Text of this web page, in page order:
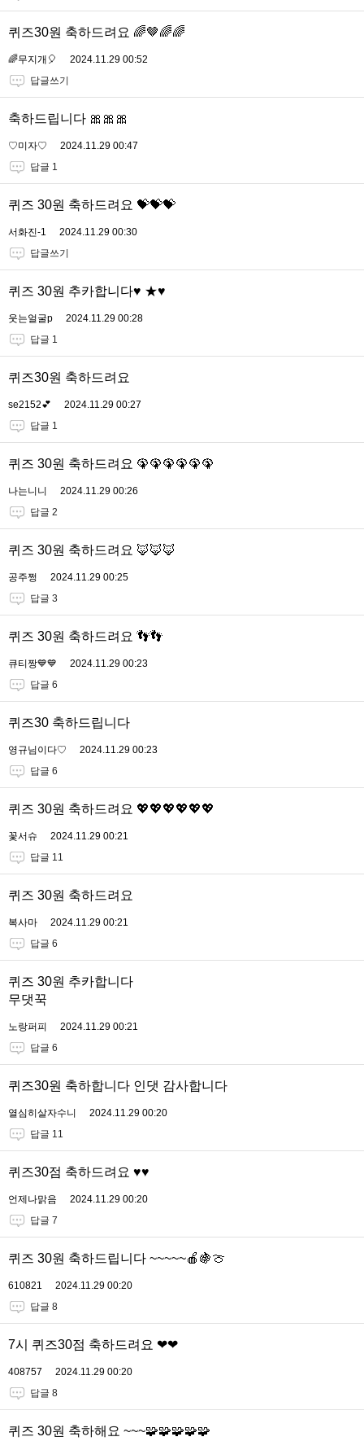
퀴즈30원 축하드려요 🌈🤎🌈🌈
🌈무지개🎈
2024.11.29 00:52
답글쓰기
축하드립니다 🎀🎀🎀
♡미자♡
2024.11.29 00:47
답글 1
퀴즈 30원 축하드려요 💝💝💝
서화진-1
2024.11.29 00:30
답글쓰기
퀴즈 30원 추카합니다♥ ★♥
웃는얼굴p
2024.11.29 00:28
답글 1
퀴즈30원 축하드려요
se2152💕
2024.11.29 00:27
답글 1
퀴즈 30원 축하드려요 🦚🦚🦚🦚🦚🦚
나는니니
2024.11.29 00:26
답글 2
퀴즈 30원 축하드려요 🦊🦊🦊
공주쩡
2024.11.29 00:25
답글 3
퀴즈 30원 축하드려요 👣👣
큐티짱💙💙
2024.11.29 00:23
답글 6
퀴즈30 축하드립니다
영규님이다♡
2024.11.29 00:23
답글 6
퀴즈 30원 축하드려요 💖💖💖💖💖💖
꽃서슈
2024.11.29 00:21
답글 11
퀴즈 30원 축하드려요
복사마
2024.11.29 00:21
답글 6
퀴즈 30원 추카합니다
무댓꾹
노랑퍼피
2024.11.29 00:21
답글 6
퀴즈30원 축하합니다 인댓 감사합니다
열심히살자수니
2024.11.29 00:20
답글 11
퀴즈30점 축하드려요 ♥♥
언제나맑음
2024.11.29 00:20
답글 7
퀴즈 30원 축하드립니다 ~~~~~🍎🍇🍈
610821
2024.11.29 00:20
답글 8
7시 퀴즈30점 축하드려요 ❤❤
408757
2024.11.29 00:20
답글 8
퀴즈 30원 축하해요 ~~~🧩🧩🧩🧩🧩